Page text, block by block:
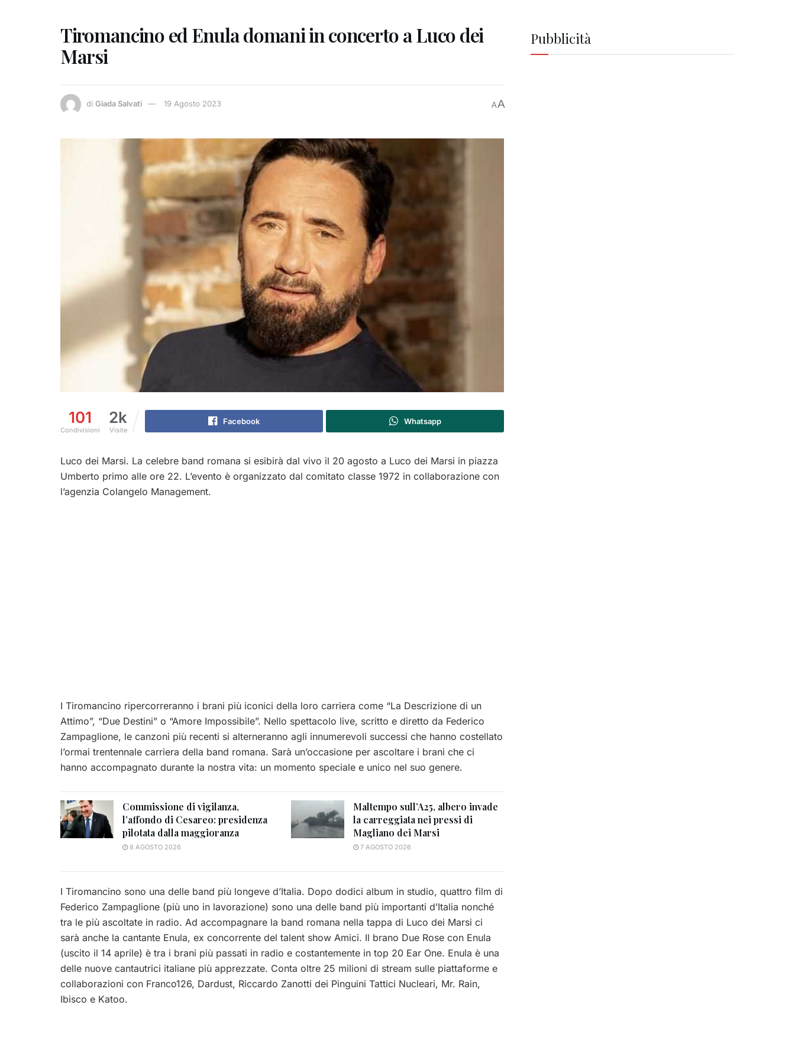
Tiromancino ed Enula domani in concerto a Luco dei
Marsi
di Giada Salvati 19 Agosto 2023 AA
101
Condivisioni
2k
Visite
Facebook Whatsapp
Luco dei Marsi. La celebre band romana si esibirà dal vivo il 20 agosto a Luco dei Marsi in piazza
Umberto primo alle ore 22. L’evento è organizzato dal comitato classe 1972 in collaborazione con
l’agenzia Colangelo Management.
I Tiromancino ripercorreranno i brani più iconici della loro carriera come “La Descrizione di un
Attimo”, “Due Destini” o “Amore Impossibile”. Nello spettacolo live, scritto e diretto da Federico
Zampaglione, le canzoni più recenti si alterneranno agli innumerevoli successi che hanno costellato
l’ormai trentennale carriera della band romana. Sarà un’occasione per ascoltare i brani che ci
hanno accompagnato durante la nostra vita: un momento speciale e unico nel suo genere.
Commissione di vigilanza,
l’affondo di Cesareo: presidenza
pilotata dalla maggioranza
8 AGOSTO 2026
Maltempo sull’A25, albero invade
la carreggiata nei pressi di
Magliano dei Marsi
7 AGOSTO 2026
I Tiromancino sono una delle band più longeve d’Italia. Dopo dodici album in studio, quattro film di
Federico Zampaglione (più uno in lavorazione) sono una delle band più importanti d’Italia nonché
tra le più ascoltate in radio. Ad accompagnare la band romana nella tappa di Luco dei Marsi ci
sarà anche la cantante Enula, ex concorrente del talent show Amici. Il brano Due Rose con Enula
(uscito il 14 aprile) è tra i brani più passati in radio e costantemente in top 20 Ear One. Enula è una
delle nuove cantautrici italiane più apprezzate. Conta oltre 25 milioni di stream sulle piattaforme e
collaborazioni con Franco126, Dardust, Riccardo Zanotti dei Pinguini Tattici Nucleari, Mr. Rain,
Ibisco e Katoo.
Pubblicità